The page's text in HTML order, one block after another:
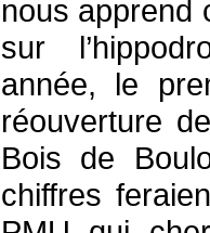
nous apprend
sur
année, le
réouverture
Bois de
chiffres